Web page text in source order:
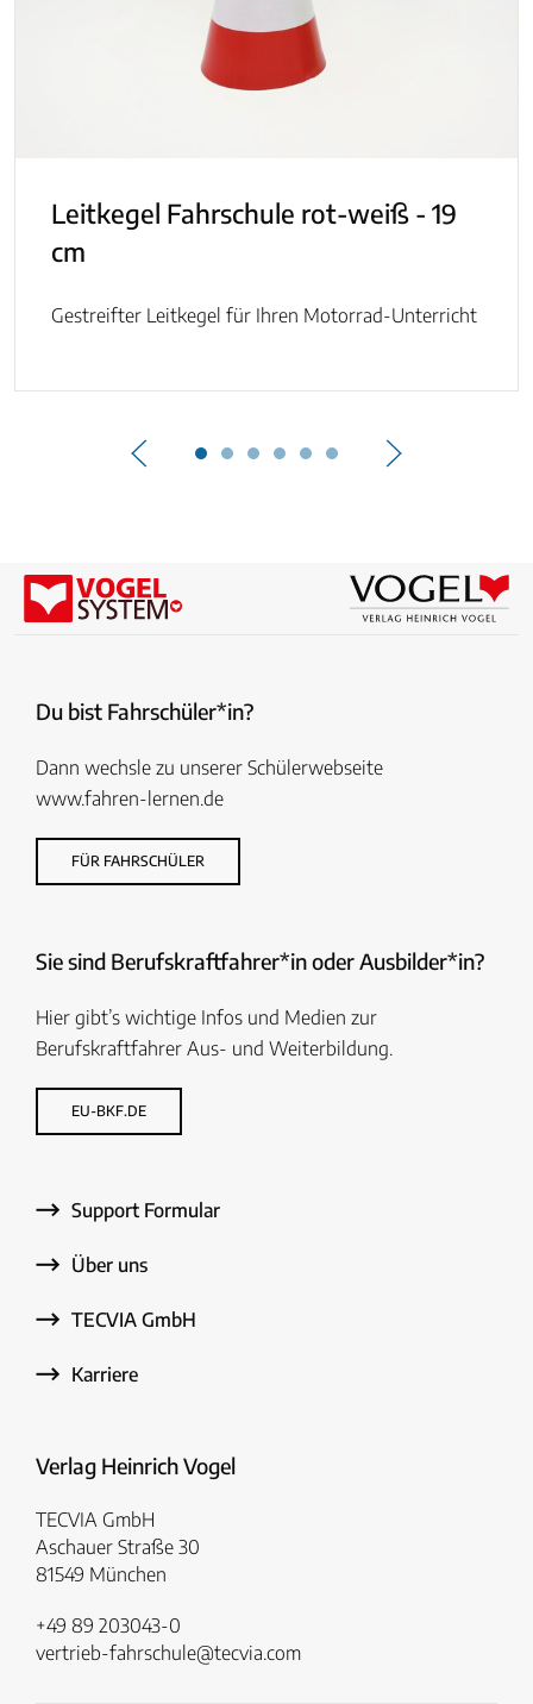
Leitkegel Fahrschule rot-weiß - 19
cm
Gestreifter Leitkegel für Ihren Motorrad-Unterricht
Du bist Fahrschüler*in?
Dann wechsle zu unserer Schülerwebseite
www.fahren-lernen.de
FÜR FAHRSCHÜLER
Sie sind Berufskraftfahrer*in oder Ausbilder*in?
Hier gibt’s wichtige Infos und Medien zur
Berufskraftfahrer Aus- und Weiterbildung.
EU-BKF.DE
Support Formular
Über uns
TECVIA GmbH
Karriere
Verlag Heinrich Vogel
TECVIA GmbH
Aschauer Straße 30
81549 München
+49 89 203043-0
vertrieb-fahrschule@tecvia.com